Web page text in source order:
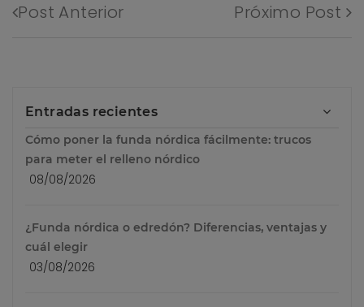
Post Anterior Próximo Post
Entradas recientes
Cómo poner la funda nórdica fácilmente: trucos
para meter el relleno nórdico
08/08/2026
¿Funda nórdica o edredón? Diferencias, ventajas y
cuál elegir
03/08/2026